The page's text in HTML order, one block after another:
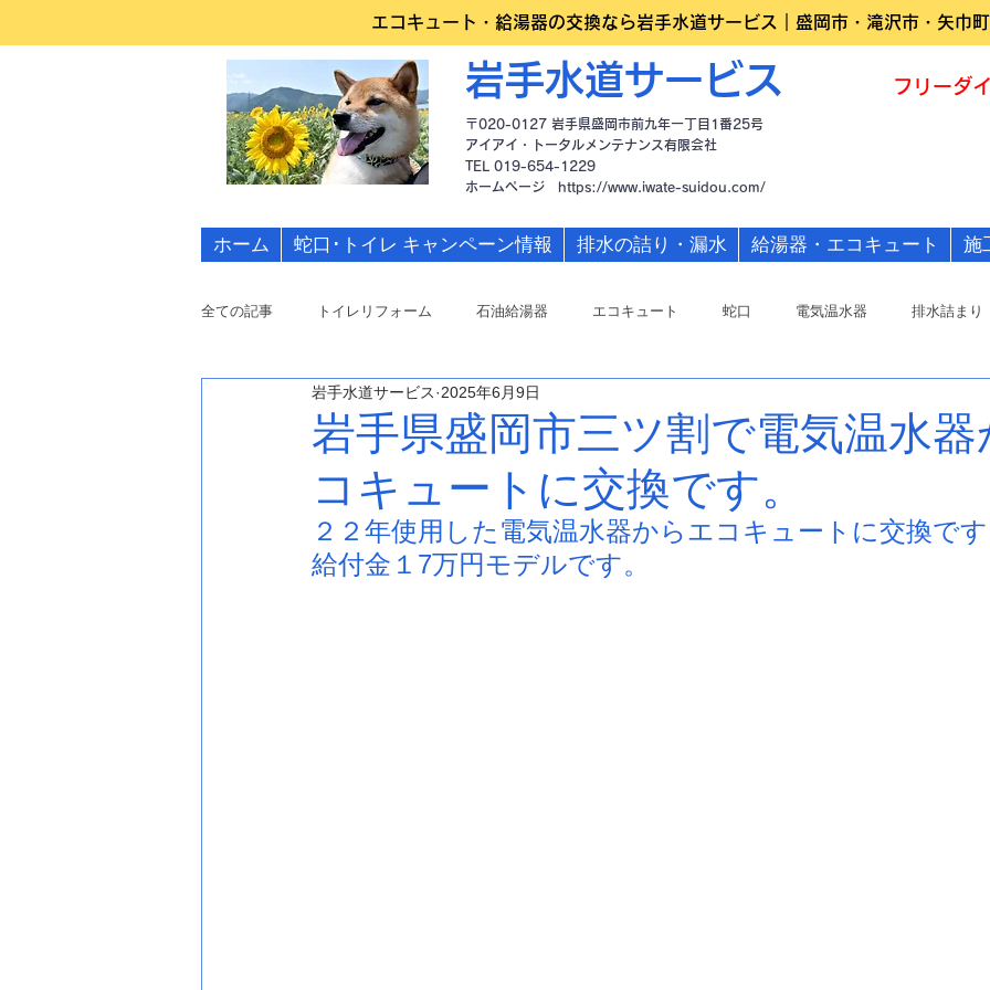
エコキュート・給湯器の交換なら岩手水道サービス｜盛岡市・滝沢市・矢巾
岩手水道サービス
〒020-0127 岩手県盛岡市前九年一丁目1番25号
アイアイ・トータルメンテナンス有限会社
TEL 019-654-1229
​ホームページ https://www.iwate-suidou.com/
フリーダ
ホーム 蛇口･トイレ キャンペーン情報 排水の詰り・漏水 給湯器・エコキュート 施
全ての記事 トイレリフォーム 石油給湯器 エコキュート 蛇口 電気温水器 排水詰まり
岩手県盛岡市三ツ割で電気温水
コキュートに交換です。
岩手水道サービス 2025年6月9日
２２年使用した電気温水器からエコキュートに交換で
給付金１7万円モデルです。